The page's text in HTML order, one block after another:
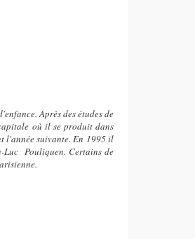
Après des études de
où il se produit dans
l'année suivante. En 1995 il
Luc Pouliquen. Certains de